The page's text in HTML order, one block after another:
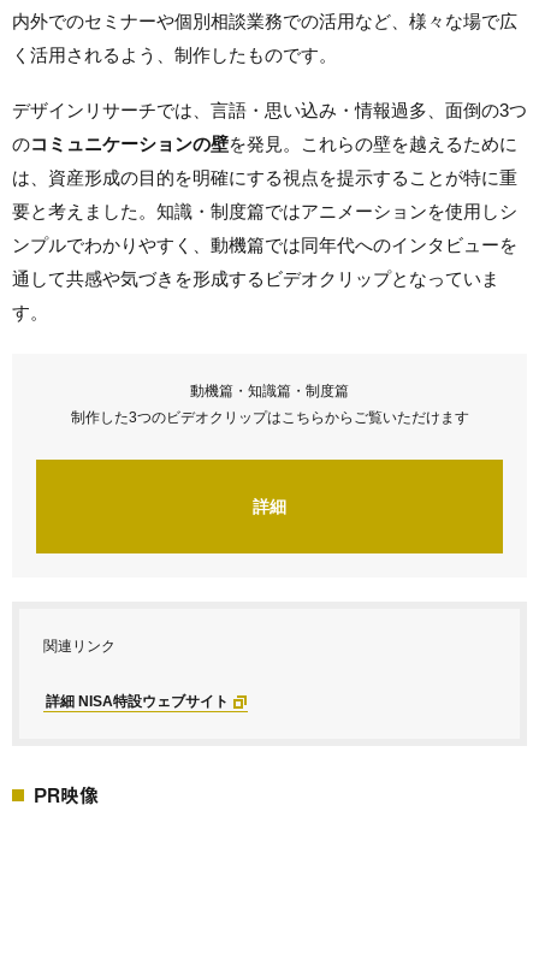
内外でのセミナーや個別相談業務での活用など、様々な場で広
く活用されるよう、制作したものです。
デザインリサーチでは、言語・思い込み・情報過多、面倒の3つ
のコミュニケーションの壁を発見。これらの壁を越えるために
は、資産形成の目的を明確にする視点を提示することが特に重
要と考えました。知識・制度篇ではアニメーションを使用しシ
ンプルでわかりやすく、動機篇では同年代へのインタビューを
通して共感や気づきを形成するビデオクリップとなっていま
す。
動機篇・知識篇・制度篇
制作した3つのビデオクリップはこちらからご覧いただけます
詳細
関連リンク
詳細 NISA特設ウェブサイト
PR映像